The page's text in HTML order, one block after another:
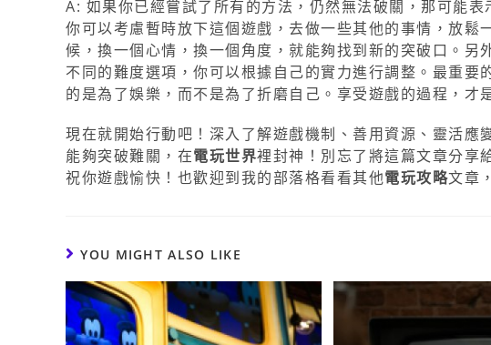
A: 如果你已經嘗試了所有的方法，仍然無法破關，那可能
你可以考慮暫時放下這個遊戲，去做一些其他的事情，放
候，換一個心情，換一個角度，就能夠找到新的突破口。另
不同的難度選項，你可以根據自己的實力進行調整。最重
的是為了娛樂，而不是為了折磨自己。享受遊戲的過程，才
現在就開始行動吧！深入了解遊戲機制、善用資源、靈活
能夠突破難關，在電玩世界裡封神！別忘了將這篇文章分享
祝你遊戲愉快！也歡迎到我的部落格看看其他電玩攻略文章
YOU MIGHT ALSO LIKE